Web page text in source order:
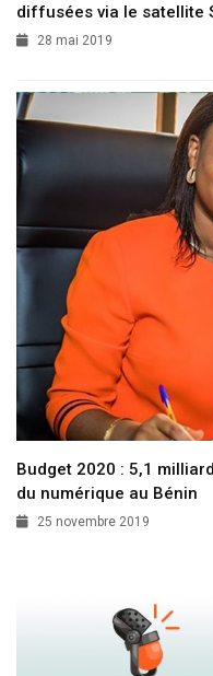
diffusées via le satellite
28 mai 2019
Budget 2020 : 5,1
du numérique au Bénin
25 novembre 2019